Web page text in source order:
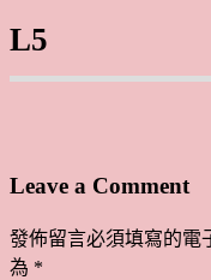
L5
Leave a Comment
發佈留言必須填寫的電
為 *